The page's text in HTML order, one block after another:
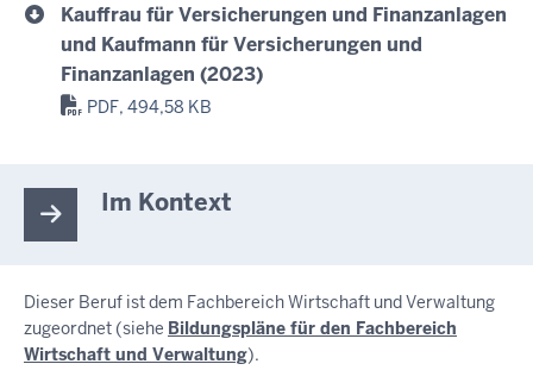
Kauffrau für Versicherungen und Finanzanlagen
und Kaufmann für Versicherungen und
Finanzanlagen (2023)
PDF, 494,58 KB
Im Kontext
Dieser Beruf ist dem Fachbereich Wirtschaft und Verwaltung
zugeordnet (siehe Bildungspläne für den Fachbereich
Wirtschaft und Verwaltung).